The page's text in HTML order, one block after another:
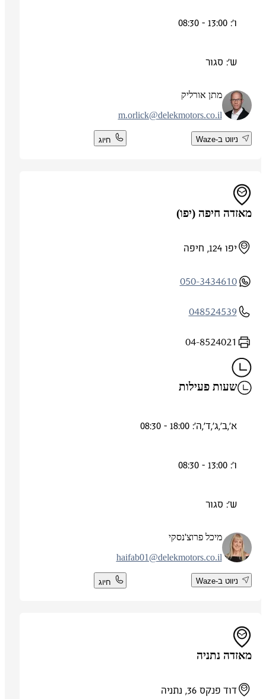
ש': סגור
מתן אורליק
m.orlick@delekmotors.co.il
ניווט ב-Waze חיוג
מאזדה חיפה (יפו)
יפו 124, חיפה
050-3434610
048524539
04-8524021
שעות פעילות
א',ב',ג',ד',ה': 18:00 - 08:30
ש': סגור
מיכל פרוצ'נסקי
haifab01@delekmotors.co.il
ניווט ב-Waze חיוג
מאזדה נתניה
דוד פנקס 36, נתניה